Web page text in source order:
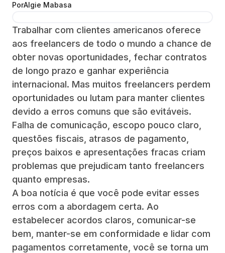
PorAlgie Mabasa
Trabalhar com clientes americanos oferece
aos freelancers de todo o mundo a chance de
obter novas oportunidades, fechar contratos
de longo prazo e ganhar experiência
internacional. Mas muitos freelancers perdem
oportunidades ou lutam para manter clientes
devido a erros comuns que são evitáveis.
Falha de comunicação, escopo pouco claro,
questões fiscais, atrasos de pagamento,
preços baixos e apresentações fracas criam
problemas que prejudicam tanto freelancers
quanto empresas.
A boa notícia é que você pode evitar esses
erros com a abordagem certa. Ao
estabelecer acordos claros, comunicar-se
bem, manter-se em conformidade e lidar com
pagamentos corretamente, você se torna um